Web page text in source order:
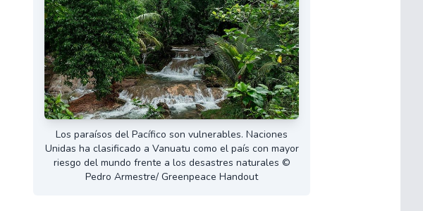
Los paraísos del Pacífico son vulnerables. Naciones
Unidas ha clasificado a Vanuatu como el país con mayor
riesgo del mundo frente a los desastres naturales ©
Pedro Armestre/ Greenpeace Handout